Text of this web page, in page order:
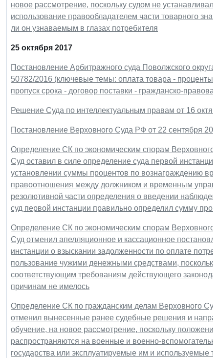
новое рассмотрение, поскольку судом не
использование правообладателем части товарного
ли он узнаваемым в глазах потребителя
25 октября 2017
Постановление Арбитражного суда Поволжского
50782/2016 (ключевые темы: оплата товара - проценты
пропуск срока - договор поставки - гражданско-
Решение Суда по интеллектуальным правам от 16
Постановление Верховного Суда РФ от 22 сентября
Определение СК по экономическим спорам
Суд оставил в силе определение суда первой
установлении суммы процентов по вознаграждению
правоотношения между должником и временным
резолютивной части определения о введении
суд первой инстанции правильно определил сумму
Определение СК по экономическим спорам
Суд отменил апелляционное и кассационное
инстанции о взыскании задолженности по оплате
пользование чужими денежными средствами,
соответствующим требованиям действующего
причинам не имелось
Определение СК по гражданским делам Верховного
отменил вынесенные ранее судебные решения и
обучение, на новое рассмотрение, поскольку
распространяются на военные и военно-
государства или эксплуатируемые им и используемые